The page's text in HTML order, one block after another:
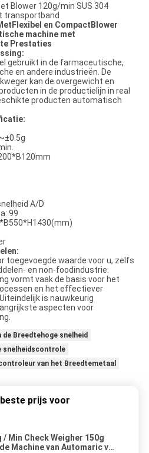
Blower 120g/min SUS 304
transportband
en Compact Blower
machine met
Prestaties
gebruikt in de farmaceutische,
en andere industrieën. De
kan de overgewicht en
in de productielijn in real
producten automatisch
A/D
99
toegevoegde waarde voor u, zelfs
en non-foodindustrie.
vormt vaak de basis voor het
en het effectiever
is nauwkeurig
aspecten voor
Breedtehoge snelheid
snelheidscontrole
van het Breedtemetaal
prijs voor
/ Min Check Weigher 150g
Machine van Automaric van